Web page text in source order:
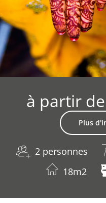
à partir
Plus
2 personnes
18m2